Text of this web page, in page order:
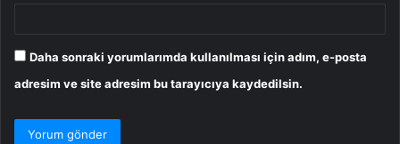
Daha sonraki yorumlarımda kullanılması için adım, e-posta
adresim ve site adresim bu tarayıcıya kaydedilsin.